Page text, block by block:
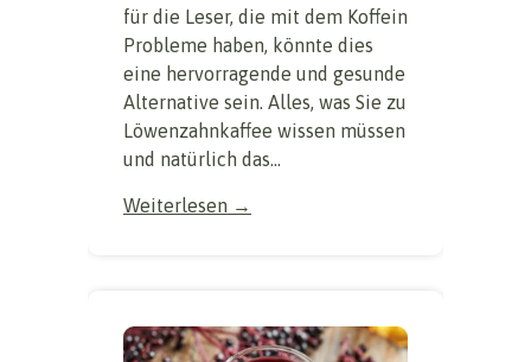
für die Leser, die mit dem Koffein
Probleme haben, könnte dies
eine hervorragende und gesunde
Alternative sein. Alles, was Sie zu
Löwenzahnkaffee wissen müssen
und natürlich das...
Weiterlesen →